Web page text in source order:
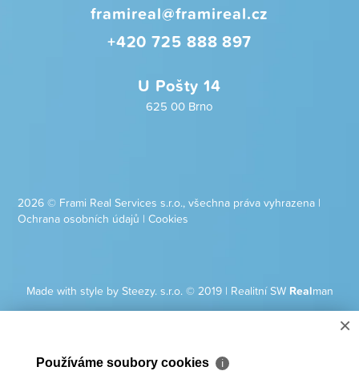
framireal@framireal.cz
+420 725 888 897
U Pošty 14
625 00 Brno
2026 © Frami Real Services s.r.o., všechna práva vyhrazena |
Ochrana osobních údajů |Cookies
Made with style by Steezy. s.r.o. © 2019| Realitní SW Realman
×
Používáme soubory cookies ℹ